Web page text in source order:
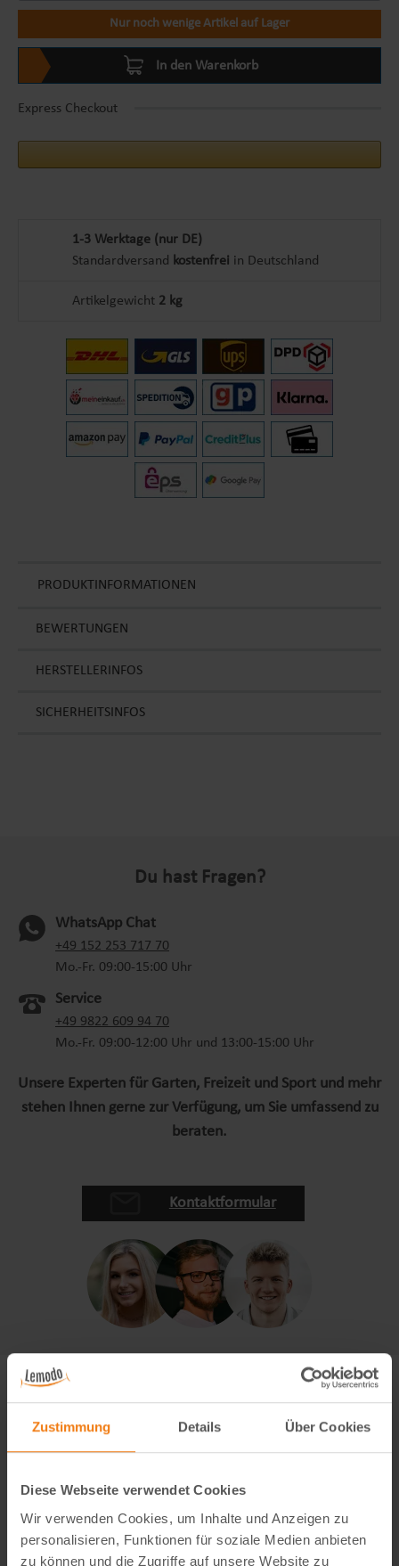
Zustimmung Details Über Cookies
Diese Webseite verwendet Cookies
Wir verwenden Cookies, um Inhalte und Anzeigen zu
personalisieren, Funktionen für soziale Medien anbieten
zu können und die Zugriffe auf unsere Website zu
Nur noch wenige Artikel auf Lager
In den Warenkorb
Express Checkout
1-3 Werktage (nur DE)
Standardversand kostenfrei in Deutschland
Artikelgewicht 2 kg
PRODUKTINFORMATIONEN
BEWERTUNGEN
HERSTELLERINFOS
SICHERHEITSINFOS
Du hast Fragen?
WhatsApp Chat
+49 152 253 717 70
Mo.-Fr. 09:00-15:00 Uhr
Service
+49 9822 609 94 70
Mo.-Fr. 09:00-12:00 Uhr und 13:00-15:00 Uhr
Unsere Experten für Garten, Freizeit und Sport und mehr
stehen Ihnen gerne zur Verfügung, um Sie umfassend zu
beraten.
Kontaktformular